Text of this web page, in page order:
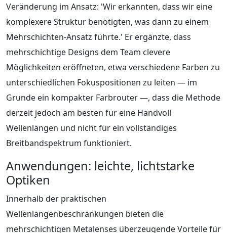
Veränderung im Ansatz: 'Wir erkannten, dass wir eine
komplexere Struktur benötigten, was dann zu einem
Mehrschichten‑Ansatz führte.' Er ergänzte, dass
mehrschichtige Designs dem Team clevere
Möglichkeiten eröffneten, etwa verschiedene Farben zu
unterschiedlichen Fokuspositionen zu leiten — im
Grunde ein kompakter Farbrouter —, dass die Methode
derzeit jedoch am besten für eine Handvoll
Wellenlängen und nicht für ein vollständiges
Breitbandspektrum funktioniert.
Anwendungen: leichte, lichtstarke
Optiken
Innerhalb der praktischen
Wellenlängenbeschränkungen bieten die
mehrschichtigen Metalenses überzeugende Vorteile für